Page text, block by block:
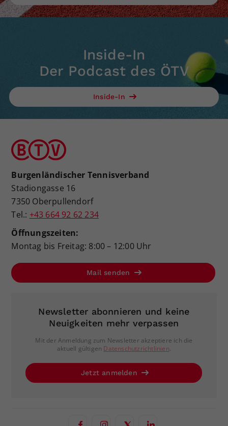
Inside-In
Der Podcast des ÖTV
Inside-In
Burgenländischer Tennisverband
Stadiongasse 16
7350 Oberpullendorf
Tel.: +43 664 92 62 234
Öffnungszeiten:
Montag bis Freitag: 8:00 – 12:00 Uhr
Mail senden
Newsletter abonnieren und keine
Neuigkeiten mehr verpassen
Mit der Anmeldung zum Newsletter akzeptiere ich die
aktuell gültigen Datenschutzrichtlinien.
Jetzt anmelden